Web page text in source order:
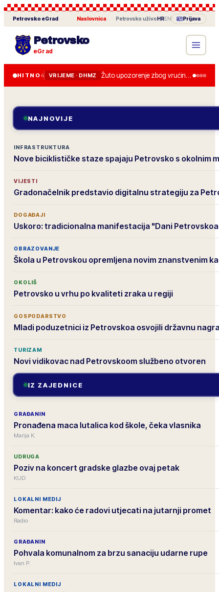
Petrovsko eGrad Naslovnica Petrovsko uživoHREN Prijava
Petrovsko
eGrad
HITNO 4 VRIJEME · DHMZ Žuto upozorenje zbog vrućine u četvrtak, do 36 stupnjeva.
NAJNOVIJE
INFRASTRUKTURA
Nove biciklističke staze spajaju Petrovsko s okolnim
VIJESTI
Gradonačelnik predstavio digitalnu strategiju za
DOGAĐAJI
Uskoro: tradicionalna manifestacija "Dani
OBRAZOVANJE
Škola u Petrovskou opremljena novim znanstvenim
OKOLIŠ
Petrovsko u vrhu po kvaliteti zraka u regiji
GOSPODARSTVO
Mladi poduzetnici iz Petrovskoa osvojili državnu
TURIZAM
Novi vidikovac nad Petrovskoom službeno otvoren
IZ ZAJEDNICE
GRAĐANIN
Pronađena maca lutalica kod škole, čeka vlasnika
Marija K.
UDRUGA
Poziv na koncert gradske glazbe ovaj petak
KUD
LOKALNI MEDIJ
Komentar: kako će radovi utjecati na jutarnji promet
Radio
GRAĐANIN
Pohvala komunalnom za brzu sanaciju udarne rupe
Ivan P.
LOKALNI MEDIJ